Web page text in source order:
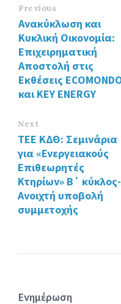
o
o
k
n
Previous
Ανακύκλωση και
Κυκλική Οικονομία:
Επιχειρηματική
Αποστολή στις
Εκθέσεις
και KEY ENERGY
Next
ΤΕΕ ΚΔΘ: Σεμινάρια
για «Ενεργειακούς
Επιθεωρητές
Κτηρίων» Β΄ κύκλος-
Ανοιχτή υποβολή
συμμετοχής
Ενημέρωση